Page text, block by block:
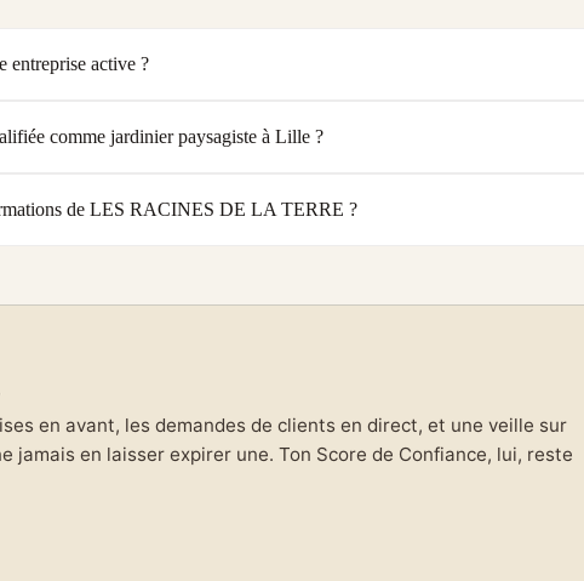
active ?
comme jardinier paysagiste à Lille ?
de LES RACINES DE LA TERRE ?
en avant, les demandes de clients en direct, et une veille sur
jamais en laisser expirer une. Ton Score de Confiance, lui, reste